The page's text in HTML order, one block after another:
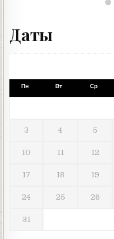
Даты
Пн Вт Ср
3 4 5
10 11 12
17 18 19
24 25 26
31